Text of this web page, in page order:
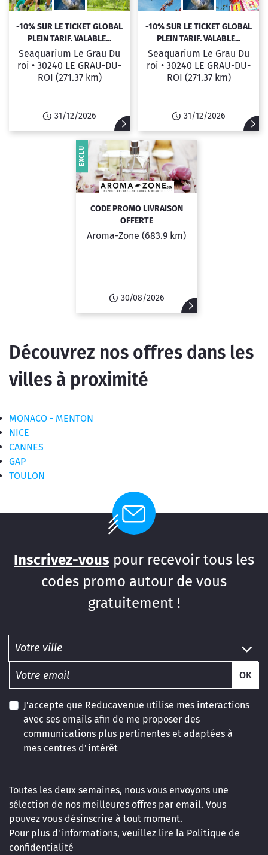
-10% SUR LE TICKET GLOBAL
PLEIN TARIF. VALABLE...
Seaquarium Le Grau Du
roi • 30240 LE GRAU-DU-
ROI (271.37 km)
31/12/2026
-10% SUR LE TICKET GLOBAL
PLEIN TARIF. VALABLE...
Seaquarium Le Grau Du
roi • 30240 LE GRAU-DU-
ROI (271.37 km)
31/12/2026
CODE PROMO LIVRAISON
OFFERTE
Aroma-Zone (683.9 km)
30/08/2026
EXCLU
Découvrez nos offres dans les
villes à proximité
MONACO - MENTON
NICE
CANNES
GAP
TOULON
Inscrivez-vous pour recevoir tous les
codes promo autour de vous
gratuitement !
OK
J'accepte que Reducavenue utilise mes interactions
avec ses emails afin de me proposer des
communications plus pertinentes et adaptées à
mes centres d'intérêt
Toutes les deux semaines, nous vous envoyons une
sélection de nos meilleures offres par email. Vous
pouvez vous désinscrire à tout moment.
Pour plus d'informations, veuillez lire la Politique de
confidentialité